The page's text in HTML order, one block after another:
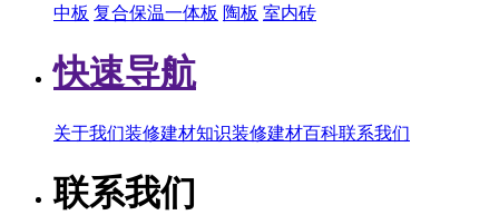
中板 复合保温一体板 陶板 室内砖
快速导航
关于我们装修建材知识装修建材百科联系我们
联系我们